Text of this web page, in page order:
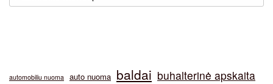
automobiliu nuoma auto nuoma baldai buhalterinė apskaita